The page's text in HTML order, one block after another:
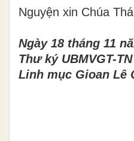
Nguyện xin Chúa
Ngày 18 tháng 11
Thư ký UBMVGT-TN
Linh mục Gioan Lê